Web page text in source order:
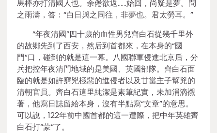
馬棒亦打清國人也。余倦欲返……始回，尚疑是夢。問
之雨濤，答：“白日與之同往，非夢也。君太勞耳。”
“年夜清國”四十歲的血性男兒齊白石從幾千里外
的故鄉先到了西安，然后到首都來，在本身的“國
門”口，碰到的就是這一幕。八國聯軍侵進北京后，分
兵把控年夜清門地域的是美國、英國部隊。齊白石面
臨的就是如許窮兇極惡的進侵者以及甘當主子幫兇的
清朝官員。齊白石這里純潔是素筆紀實，未加涓滴襯
著，他寫日誌留給本身，沒有半點寫“文章”的意思。
可以說，122年前中國首都的這一遭際，把中年英雄齊
白石打“蒙”了。